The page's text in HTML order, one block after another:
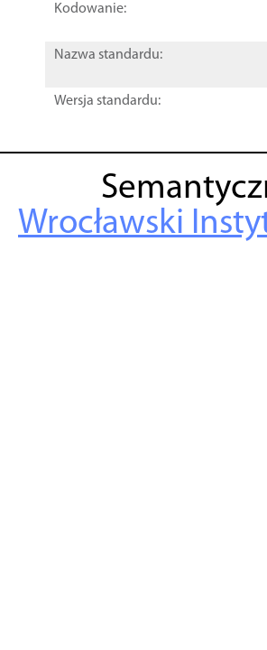
Kodowanie:
Nazwa standardu:
Wersja standardu:
Wrocławski